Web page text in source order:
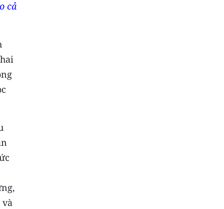
cả